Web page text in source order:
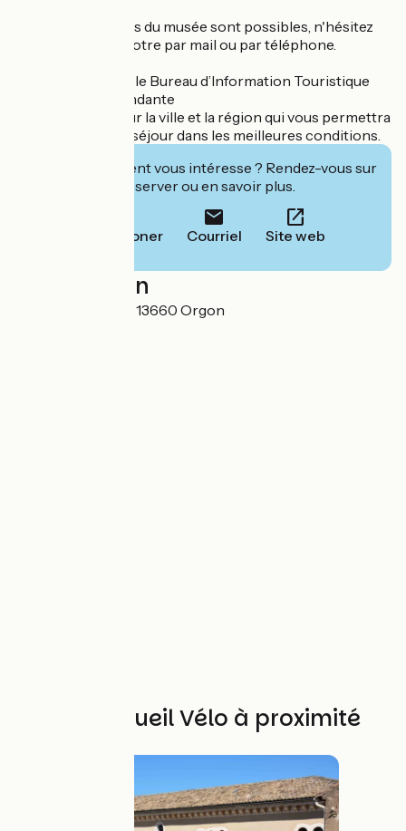
Des visites guidées du musée sont possibles, n'hésitez
pas à réserver la votre par mail ou par téléphone.
Au sein du Musée, le Bureau d’Information Touristique
possède une abondante
documentation sur la ville et la région qui vous permettra
d’organiser votre séjour dans les meilleures conditions.
Cet établissement vous intéresse ? Rendez-vous sur
leur site pour réserver ou en savoir plus.
Téléphoner Courriel Site web
Localisation
Chemin des Aires 13660 Orgon
Autres Accueil Vélo à proximité